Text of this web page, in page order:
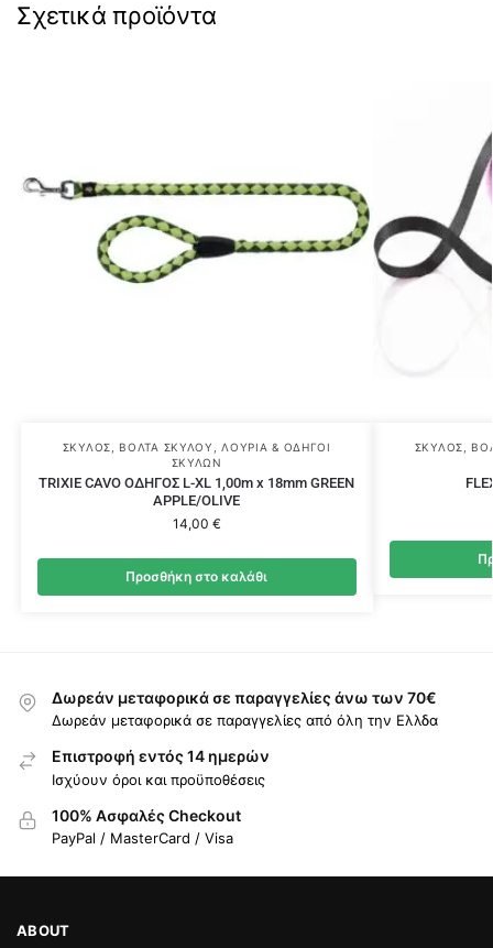
Σχετικά προϊόντα
ΣΚΎΛΟΣ ΒΌΛΤΑ ΣΚΎΛΟΥ ,ΛΟΥΡΙΆ & ΟΔΗΓΟΊ
ΣΚΎΛΩΝ
TRIXIE CAVO ΟΔΗΓΟΣ L-XL 1,00m x 18mm GREEN
APPLE/OLIVE
14,00 €
Προσθήκη στο καλάθι
ΣΚΎΛΟΣ
Δωρεάν μεταφορικά σε παραγγελίες άνω των 70€
Δωρεάν μεταφορικά σε παραγγελίες από όλη την Ελλδα
Επιστροφή εντός 14 ημερών
Ισχύουν όροι και προϋποθέσεις
100% Ασφαλές Checkout
PayPal / MasterCard / Visa
ABOUT